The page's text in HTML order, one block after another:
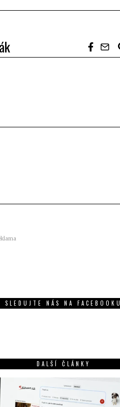
SLEDUJTE NÁS NA FACEBOOKU
DALŠÍ ČLÁNKY